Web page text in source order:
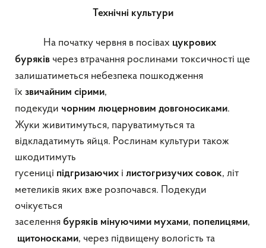
Технічні культури
На початку червня в посівах цукрових
буряків через втрачання рослинами токсичності ще
залишатиметься небезпека пошкодження
їх звичайним сірими,
подекуди чорним люцерновим довгоносиками.
Жуки живитимуться, паруватимуться та
відкладатимуть яйця. Рослинам культури також
шкодитимуть
гусениці підгризаючих і листогризучих совок, літ
метеликів яких вже розпочався. Подекуди
очікується
заселення буряків мінуючими мухами, попелицями,
щитоносками, через підвищену вологість та